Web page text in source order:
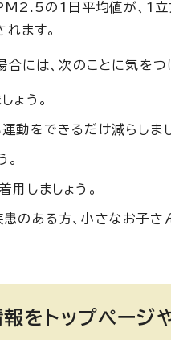
の1日平均値が、1立
ます。
には、次のことに気をつ
ょう。
動をできるだけ減らしまし
用しましょう。
のある方、小さなお子さ
をトップページ